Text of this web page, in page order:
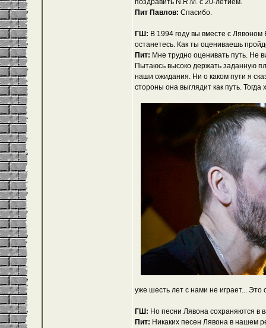
поздравить N.R.M. с 20-летием.
Пит Павлов: Спасибо.
ГШ: В 1994 году вы вместе с Лявоном
останетесь. Как ты оцениваешь
Пит: Мне трудно оценивать путь. Не
Пытаюсь высоко держать заданную
наши ожидания. Ни о каком пути я
стороны она выглядит как путь. Тогда
уже шесть лет с нами не играет...
ГШ: Но песни Лявона сохраняются в
Пит: Никаких песен Лявона в нашем